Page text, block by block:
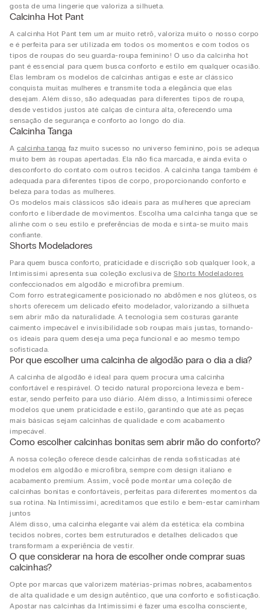
gosta de uma lingerie que valoriza a silhueta.
Calcinha Hot Pant
A calcinha Hot Pant tem um ar muito retrô, valoriza muito o nosso corpo
e é perfeita para ser utilizada em todos os momentos e com todos os
tipos de roupas do seu guarda-roupa feminino! O uso da calcinha hot
pant é essencial para quem busca conforto e estilo em qualquer ocasião.
Elas lembram os modelos de calcinhas antigas e este ar clássico
conquista muitas mulheres e transmite toda a elegância que elas
desejam. Além disso, são adequadas para diferentes tipos de roupa,
desde vestidos justos até calças de cintura alta, oferecendo uma
sensação de segurança e conforto ao longo do dia.
Calcinha Tanga
Acalcinha tanga faz muito sucesso no universo feminino, pois se adequa
muito bem às roupas apertadas. Ela não fica marcada, e ainda evita o
desconforto do contato com outros tecidos. A calcinha tanga também é
adequada para diferentes tipos de corpo, proporcionando conforto e
beleza para todas as mulheres.
Os modelos mais clássicos são ideais para as mulheres que apreciam
conforto e liberdade de movimentos. Escolha uma calcinha tanga que se
alinhe com o seu estilo e preferências de moda e sinta-se muito mais
confiante.
Shorts Modeladores
Para quem busca conforto, praticidade e discrição sob qualquer look, a
Intimissimi apresenta sua coleção exclusiva deShorts Modeladores
confeccionados em algodão e microfibra premium.
Com forro estrategicamente posicionado no abdômen e nos glúteos, os
shorts oferecem um delicado efeito modelador, valorizando a silhueta
sem abrir mão da naturalidade. A tecnologia sem costuras garante
caimento impecável e invisibilidade sob roupas mais justas, tornando-
os ideais para quem deseja uma peça funcional e ao mesmo tempo
sofisticada.
Por que escolher uma calcinha de algodão para o dia a dia?
A calcinha de algodão é ideal para quem procura uma calcinha
confortável e respirável. O tecido natural proporciona leveza e bem-
estar, sendo perfeito para uso diário. Além disso, a Intimissimi oferece
modelos que unem praticidade e estilo, garantindo que até as peças
mais básicas sejam calcinhas de qualidade e com acabamento
impecável.
Como escolher calcinhas bonitas sem abrir mão do conforto?
A nossa coleção oferece desde calcinhas de renda sofisticadas até
modelos em algodão e microfibra, sempre com design italiano e
acabamento premium. Assim, você pode montar uma coleção de
calcinhas bonitas e confortáveis, perfeitas para diferentes momentos da
sua rotina. Na Intimissimi, acreditamos que estilo e bem-estar caminham
juntos
Além disso, uma calcinha elegante vai além da estética: ela combina
tecidos nobres, cortes bem estruturados e detalhes delicados que
transformam a experiência de vestir.
O que considerar na hora de escolher onde comprar suas
calcinhas?
Opte por marcas que valorizem matérias-primas nobres, acabamentos
de alta qualidade e um design autêntico, que una conforto e sofisticação.
Apostar nas calcinhas da Intimissimi é fazer uma escolha consciente,